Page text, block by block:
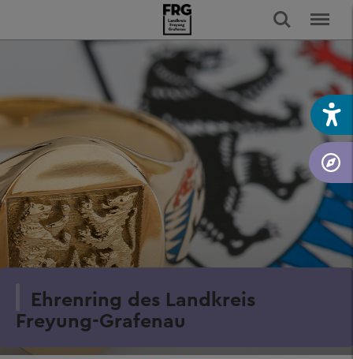
Ehrenring des Landkreis
Freyung-Grafenau